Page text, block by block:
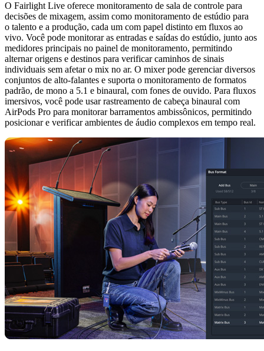
O Fairlight Live oferece monitoramento de sala de controle para
decisões de mixagem, assim como monitoramento de estúdio para
o talento e a produção, cada um com papel distinto em fluxos ao
vivo. Você pode monitorar as entradas e saídas do estúdio, junto aos
medidores principais no painel de monitoramento, permitindo
alternar origens e destinos para verificar caminhos de sinais
individuais sem afetar o mix no ar. O mixer pode gerenciar diversos
conjuntos de alto-falantes e suporta o monitoramento de formatos
padrão, de mono a 5.1 e binaural, com fones de ouvido. Para fluxos
imersivos, você pode usar rastreamento de cabeça binaural com
AirPods Pro para monitorar barramentos ambissônicos, permitindo
posicionar e verificar ambientes de áudio complexos em tempo real.